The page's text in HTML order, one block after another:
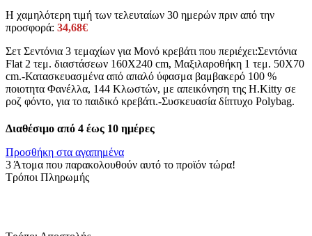
was:
43,35€.
τιμή
είναι:
Η χαμηλότερη τιμή των τελευταίων 30 ημερών πριν από την
προσφορά: 34,68€
Σετ Σεντόνια 3 τεμαχίων για Μονό κρεβάτι που περιέχει:Σεντόνια
Flat 2 τεμ. διαστάσεων 160Χ240 cm, Μαξιλαροθήκη 1 τεμ. 50Χ70
cm.-Κατασκευασμένα από απαλό ύφασμα βαμβακερό 100 %
ποιοτητα Φανέλλα, 144 Κλωστών, με απεικόνηση της H.Kitty σε
ροζ φόντο, για το παιδικό κρεβάτι.-Συσκευασία δίπτυχο Polybag.
Διαθέσιμο από 4 έως 10 ημέρες
Προσθήκη στα αγαπημένα
3 Άτομα που παρακολουθούν αυτό το προϊόν τώρα!
Τρόποι Πληρωμής